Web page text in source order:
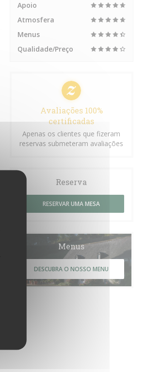
Apoio
Atmosfera
Menus
Qualidade/Preço
Avaliações 100%
certificadas
Apenas os clientes que fizeram
reservas submeteram avaliações
Reserva
RESERVAR UMA MESA
Menus
DESCUBRA O NOSSO MENU